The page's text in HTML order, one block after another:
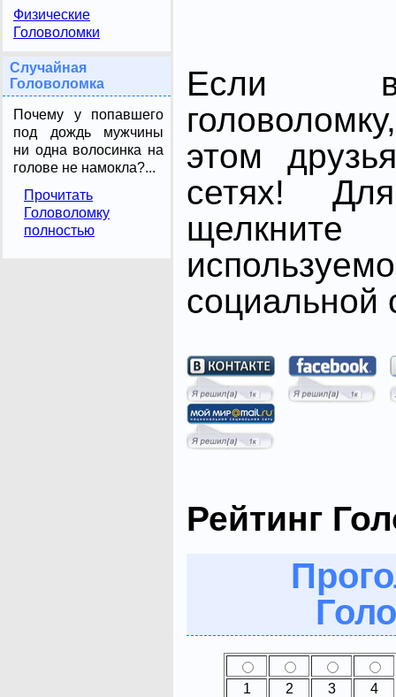
Физические
Головоломки
Случайная
Головоломка
Почему у попавшего
под дождь мужчины
ни одна волосинка на
голове не намокла?...
Прочитать
Головоломку
полностью
Если
этом
сетях!
социальной
Рейтинг
1 2 3 4